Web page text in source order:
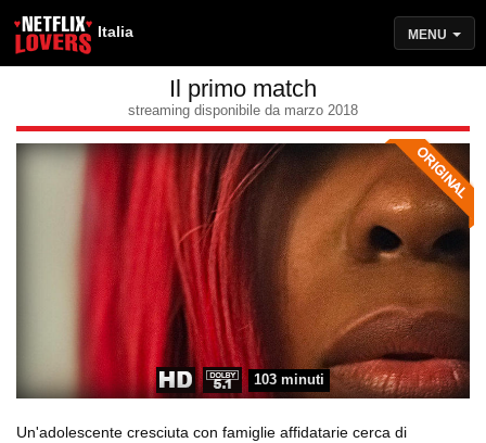
Italia MENU
Il primo match
streaming disponibile da marzo 2018
103 minuti
Un'adolescente cresciuta con famiglie affidatarie cerca di